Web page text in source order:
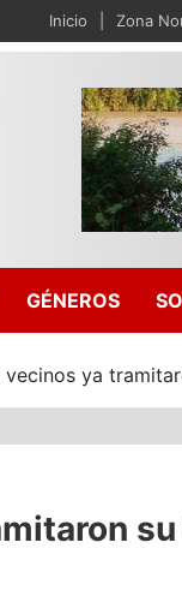
Inicio Zona
GÉNEROS
vecinos ya